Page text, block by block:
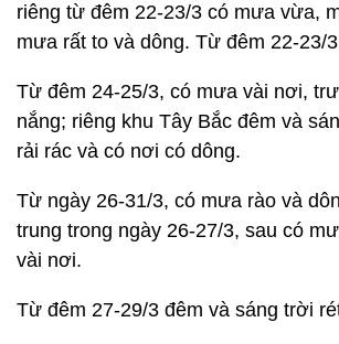
riêng từ đêm 22-23/3 có mưa vừa,
mưa rất to và dông. Từ đêm 22-23/
Từ đêm 24-25/3, có mưa vài nơi,
nắng; riêng khu Tây Bắc đêm và
rải rác và có nơi có dông.
Từ ngày 26-31/3, có mưa rào và
trung trong ngày 26-27/3, sau có
vài nơi.
Từ đêm 27-29/3 đêm và sáng trời